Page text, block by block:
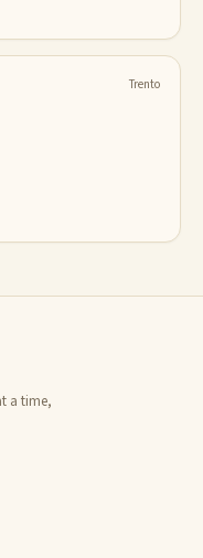
Trento
a time,